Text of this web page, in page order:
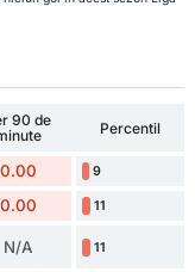
90 de
Percentil
0.00 9
0.00 11
N/A 11